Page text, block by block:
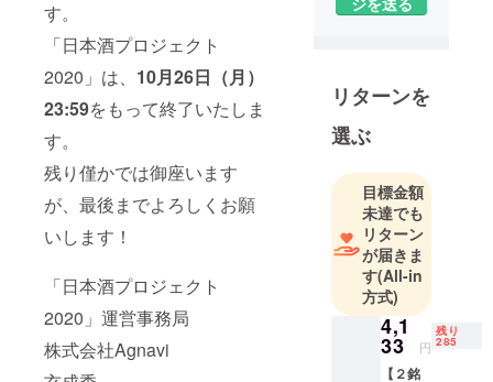
す。
「日本酒プロジェクト
2020」は、 10月26日（月）
23:59をもって終了いたしま
す。
残り僅かでは御座います
が、最後までよろしくお願
いします！
「日本酒プロジェクト
2020」運営事務局
株式会社Agnavi
リターンを
選ぶ
目標金額
未達でも
リターン
が届きま
す(All-in
方式)
4,1
33 円
残り
285
【２銘